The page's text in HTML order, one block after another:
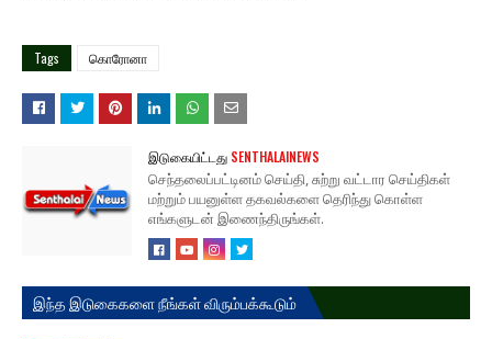
Tags கொரோனா
இடுகையிட்டது SENTHALAINEWS
செந்தலைப்பட்டினம் செய்தி, சுற்று வட்டார செய்திகள்
மற்றும் பயனுள்ள தகவல்களை தெரிந்து கொள்ள
எங்களுடன் இணைந்திருங்கள்.
இந்த இடுகைகளை நீங்கள் விரும்பக்கூடும்